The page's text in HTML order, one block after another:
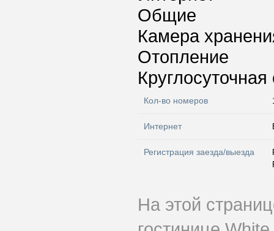
Общие
Камера
Отопление
Кол-во номеров
Интернет
Регистрация заезда/выезда
На этой